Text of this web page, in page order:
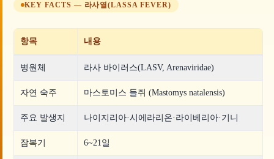
KEY FACTS — 라사열(LASSA FEVER)
항목 내용
병원체 라사 바이러스(LASV, Arenaviridae)
자연 숙주 마스토미스 들쥐 (Mastomys natalensis)
주요 발생지 나이지리아·시에라리온·라이베리아·기니
잠복기 6~21일